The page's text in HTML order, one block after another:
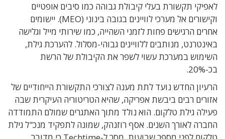
לאפיקי תקשורת בעלי קיבולת גבוהה כמו סיבים אופטיים
וקישורים אל מערכי לוויינים בגובה בינוני (MEO). יישומים
אחרים הרגישים פחות לזמני השהייה, כמו שירותי מייל וגלישה
באינטרנט, מנותבים ללוויינים גבוהי-מסלול. להערכת גילת,
השימוש במערכת עשוי לשפר את הקיבולת של הרשת
בכ-20%.
הרעיון החדש נועד לתת מענה לצורכי התקשורת הייחודיים של
אזורים רבים ביבשת אפריקה, שהיא הטריטוריה העיקרית שבה
פעילה גילת טלקום. הוא נולד מתוך האתגרים שמולם התמודדה
החברה לאורך השנים. אסף רוזנהק, שמונה לתפקיד מנכ"ל גילת